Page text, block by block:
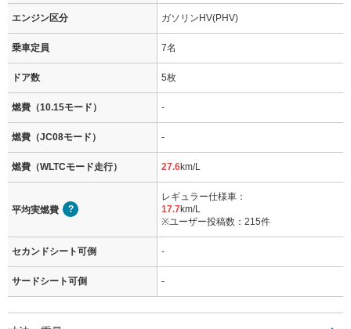
エンジン区分 ガソリンHV(PHV)
乗車定員 7名
ドア数 5枚
燃費（10.15モード） -
燃費（JC08モード） -
燃費（WLTCモード走行） 27.6km/L
平均実燃費
レギュラー仕様車：
17.7km/L
※ユーザー投稿数：215件
セカンドシート可倒 -
サードシート可倒 -